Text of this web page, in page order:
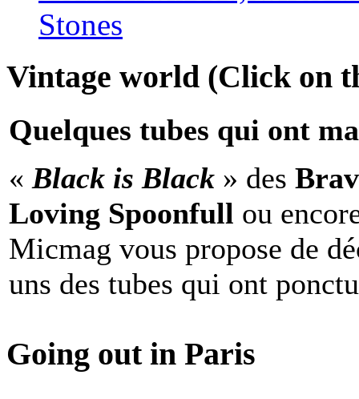
Stones
Vintage world (Click on
Quelques tubes qui ont
« Black is Black » des
Loving Spoonfull ou
Micmag vous propose de
uns des tubes qui ont
Going out in Paris